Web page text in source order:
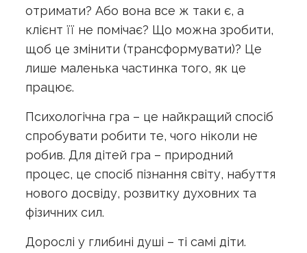
отримати? Або вона все ж таки є, а
клієнт її не помічає? Що можна зробити,
щоб це змінити (трансформувати)? Це
лише маленька частинка того, як це
працює.
Психологічна гра – це найкращий спосіб
спробувати робити те, чого ніколи не
робив. Для дітей гра – природний
процес, це спосіб пізнання світу, набуття
нового досвіду, розвитку духовних та
фізичних сил.
Дорослі у глибині душі – ті самі діти.